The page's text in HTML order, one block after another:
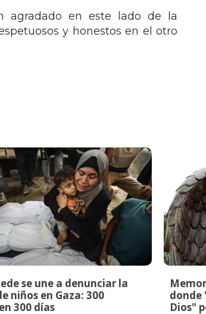
agradado en este lado de la
y honestos en el otro
se une a denunciar la
niños en Gaza: 300
300 días
donde
Dios"